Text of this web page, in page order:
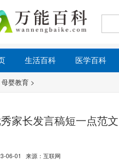
生活百科 医学百科
母婴教育 >
家长发言稿短一点范文
06-01 来源：互联网